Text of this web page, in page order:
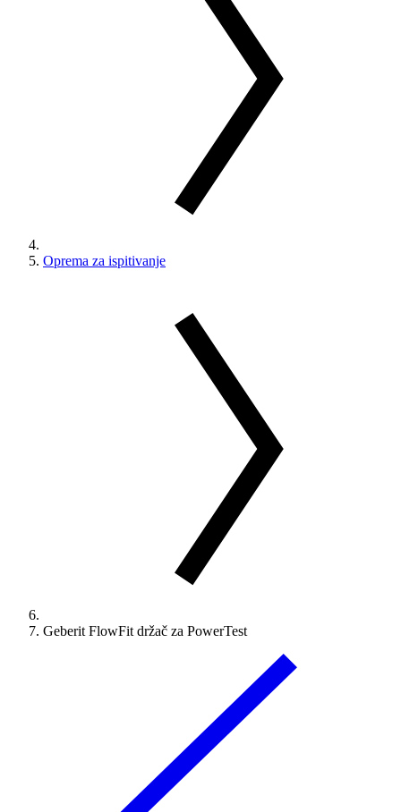
Oprema za ispitivanje
Geberit FlowFit držač za PowerTest